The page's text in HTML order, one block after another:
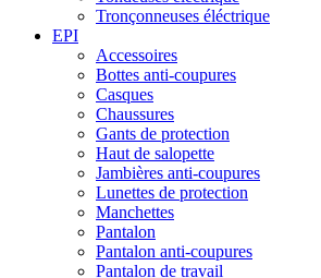
Tronçonneuses éléctrique
EPI
Accessoires
Bottes anti-coupures
Casques
Chaussures
Gants de protection
Haut de salopette
Jambières anti-coupures
Lunettes de protection
Manchettes
Pantalon
Pantalon anti-coupures
Pantalon de travail